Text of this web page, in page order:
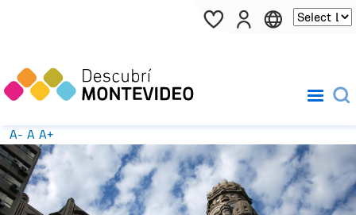
Pasar al contenido principal
A- A A+